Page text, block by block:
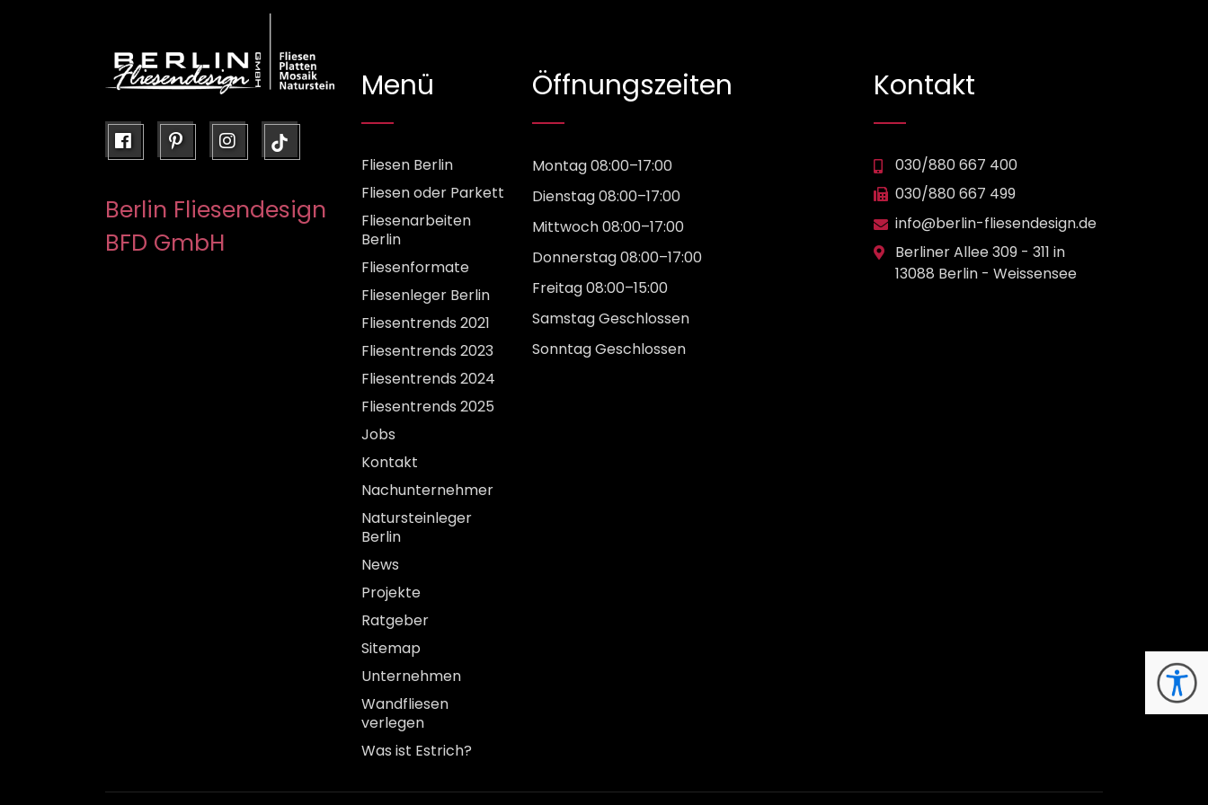
facebookpinterestinstagram
Berlin Fliesendesign
BFD GmbH
Menü
Fliesen Berlin
Fliesen oder Parkett
Fliesenarbeiten
Berlin
Fliesenformate
Fliesenleger Berlin
Fliesentrends 2021
Fliesentrends 2023
Fliesentrends 2024
Fliesentrends 2025
Jobs
Kontakt
Nachunternehmer
Natursteinleger
Berlin
News
Projekte
Ratgeber
Sitemap
Unternehmen
Wandfliesen
verlegen
Was ist Estrich?
Öffnungszeiten
Montag 08:00–17:00
Dienstag 08:00–17:00
Mittwoch 08:00–17:00
Donnerstag 08:00–17:00
Freitag 08:00–15:00
Samstag Geschlossen
Sonntag Geschlossen
Kontakt
030/880 667 400
030/880 667 499
info@berlin-fliesendesign.de
Berliner Allee 309 - 311 in
13088 Berlin - Weissensee